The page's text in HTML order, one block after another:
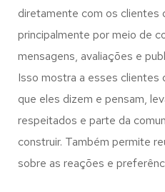
diretamente com os clientes
principalmente por meio de
mensagens, avaliações e
Isso mostra a esses clientes
que eles dizem e pensam,
respeitados e parte da
construir. Também permite
sobre as reações e